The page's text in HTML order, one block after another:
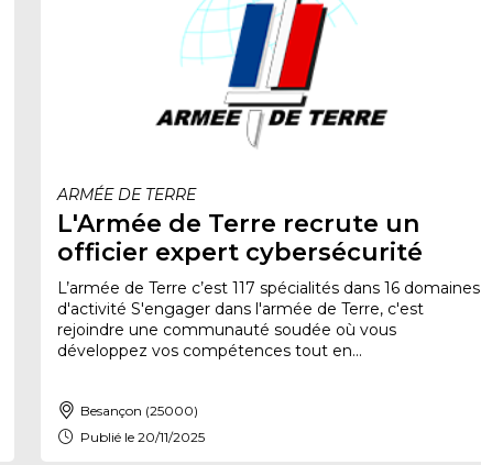
ARMÉE DE TERRE
L'Armée de Terre recrute un
officier expert cybersécurité
L’armée de Terre c’est 117 spécialités dans 16 domaines
d'activité S'engager dans l'armée de Terre, c'est
rejoindre une communauté soudée où vous
développez vos compétences tout en...
Besançon (25000)
Publié le 20/11/2025